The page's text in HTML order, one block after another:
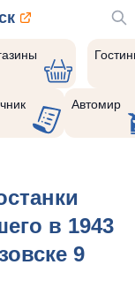
Автомир
в 1943
9